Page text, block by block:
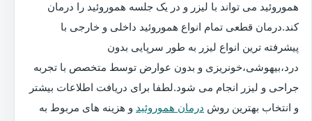
هموروئید می تواند با لیزر و در یک جلسه هموروئید را درمان
کند.درمان قطعی تمام انواع هموروئید داخلی و خارجی با
پیشرفته ترین انواع لیزر به طور سرپایی بدون
درد،بیهوشی،خونریزی و بدون عوارض توسط متخصص با تجربه
جراحی و لیزر انجام می شود.لطفا برای دریافت اطلاعات بیشتر
و انتخاب بهترین روش درمان هموروئید و هزینه های مربوط به